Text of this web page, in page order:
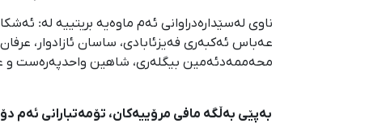
ناوی لەسێدارەدراوانی ئەم ماوەیە بریتییە لە:
عەباس ئەکبەری فەیزئابادی، ساسان ئازادوار،
محەممەدئەمین بیگلەری، شاهین واحدپەرەست و
بەپێی بەڵگە مافی مرۆییەکان، تۆمەتبارانی ئەم